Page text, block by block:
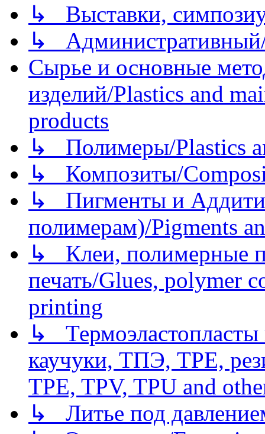
↳ Выставки,
↳
Сырье и основные
изделий/Plastics and
products
↳ Полимеры/Plastics
↳ Композиты/
↳ Пигменты и
полимерам)/Pigments
↳ Клеи, полимерные
печать/Glues, polymer
printing
↳
каучуки, ТПЭ, TPE,
TPE, TPV, TPU and
↳ Литье под